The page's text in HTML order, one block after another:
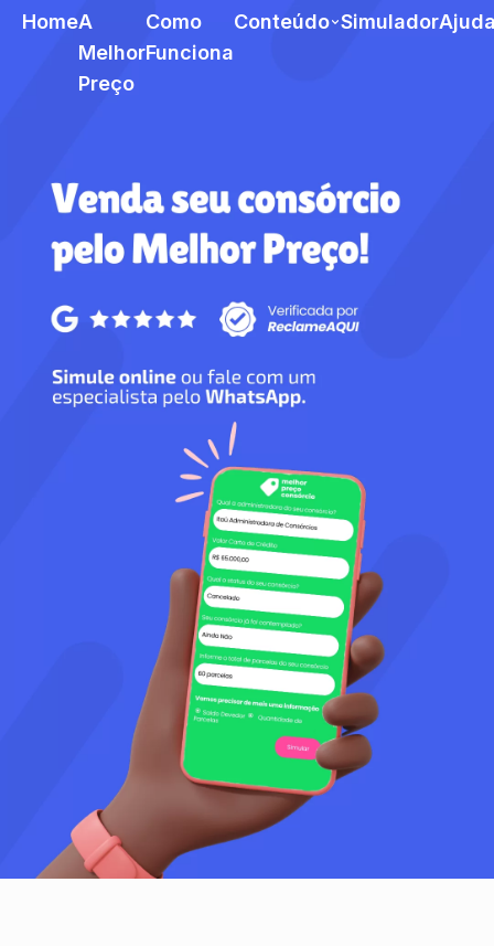
HomeA
Melhor
Preço
Como
Funciona
Conteúdo Simulador